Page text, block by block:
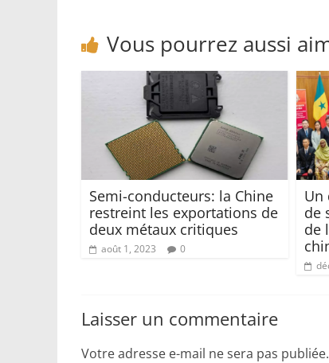
Vous pourrez aussi
Semi-conducteurs: la Chine
restreint les exportations de
deux métaux critiques
août 1, 2023 0
Un
de
de
Laisser un commentaire
Votre adresse e-mail ne sera pas publiée.